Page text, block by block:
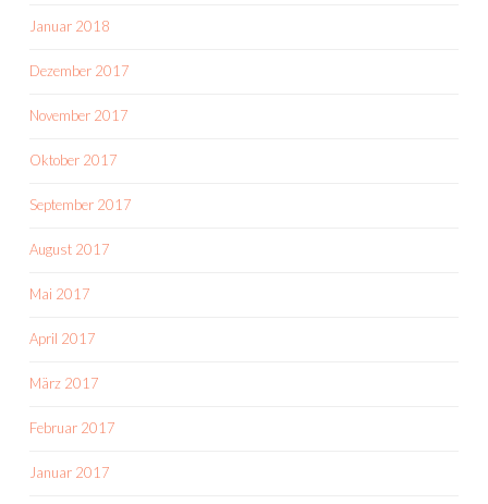
Januar 2018
Dezember 2017
November 2017
Oktober 2017
September 2017
August 2017
Mai 2017
April 2017
März 2017
Februar 2017
Januar 2017